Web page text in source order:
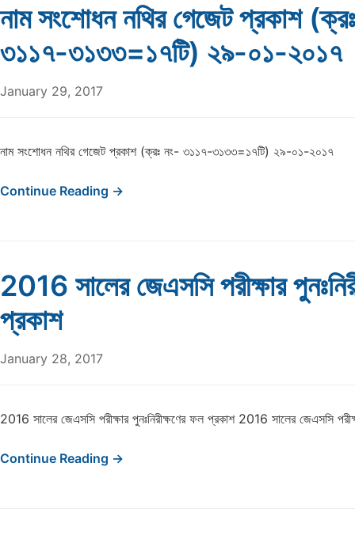
নাম সংশোধন নথির গেজেট প্রকাশ
৩১১৭-৩১৩৩=১৭টি) ২৯-০১-২০১৭
January 29, 2017
নাম সংশোধন নথির গেজেট প্রকাশ (ক্রঃ নং- ৩১১৭-৩১৩৩=১৭টি) ২৯-০১-২০১৭
Continue Reading →
2016 সালের জেএসসি পরীক্ষার
প্রকাশ
January 28, 2017
2016 সালের জেএসসি পরীক্ষার পুনঃনিরীক্ষণের ফল প্রকাশ 2016 সালের জেএসসি
Continue Reading →